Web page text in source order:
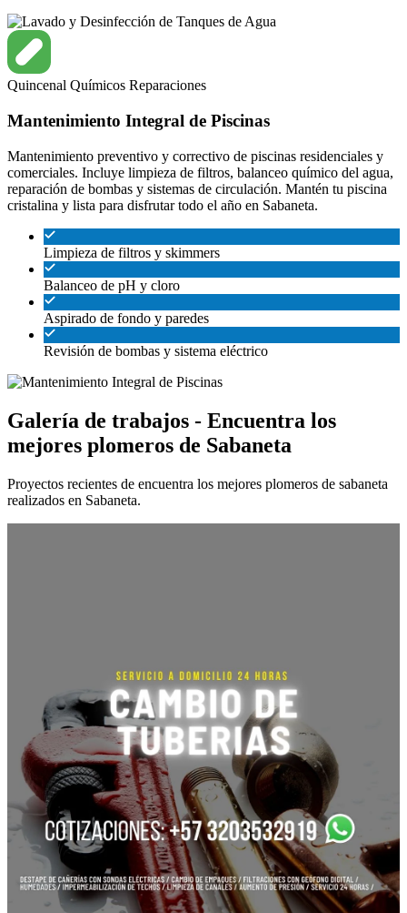
Quincenal Químicos Reparaciones
Mantenimiento Integral de Piscinas
Mantenimiento preventivo y correctivo de piscinas residenciales y
comerciales. Incluye limpieza de filtros, balanceo químico del agua,
reparación de bombas y sistemas de circulación. Mantén tu piscina
cristalina y lista para disfrutar todo el año en Sabaneta.
Limpieza de filtros y skimmers
Balanceo de pH y cloro
Aspirado de fondo y paredes
Revisión de bombas y sistema eléctrico
Galería de trabajos - Encuentra los
mejores plomeros de Sabaneta
Proyectos recientes de encuentra los mejores plomeros de sabaneta
realizados en Sabaneta.